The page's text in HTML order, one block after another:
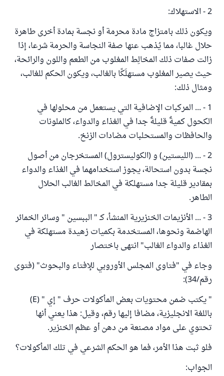
2 - الاستهلاك:
ويكون ذلك بامتزاج مادة محرمة أو نجسة بمادة أخرى طاهرة
حلال غالبا، مما يُذهب عنها صفة النجاسة والحرمة شرعا، إذا
زالت صفات ذلك المخالِط المغلوب من الطعم واللون والرائحة،
حيث يصير المغلوب مستهلَكًا بالغالب، ويكون الحكم للغالب،
ومثال ذلك:
1 - ... المركبات الإضافية التي يستعمل من محلولها في
الكحول كميةٌ قليلةٌ جدا في الغذاء والدواء، كالملونات
والحافظات والمستحلبات مضادات الزنخ.
2 - ... (الليستين) و (الكوليسترول) المستخرجان من أصول
نجسة بدون استحالة، يجوز استخدامهما في الغذاء والدواء
بمقادير قليلة جدا مستهلكة في المخالط الغالب الحلال
الطاهر.
3 - ... الأنزيمات الخنزيرية المنشأ، كـ " الببسين " وسائر الخمائر
الهاضمة ونحوها، المستخدمة بكميات زهيدة مستهلكة في
الغذاء والدواء الغالب" انتهى باختصار
وجاء في "فتاوى المجلس الأوروبي للإفتاء والبحوث" (فتوى
رقم/34):
" يكتب ضمن محتويات بعض المأكولات حرف " إي " (E)
باللغة الانجليزية، مضافا إليها رقم، وقيل: هذا يعني أنها
تحتوي على مواد مصنعة من دهن أو عظم الخنزير.
فلو ثبت هذا الأمر، فما هو الحكم الشرعي في تلك المأكولات؟
الجواب: